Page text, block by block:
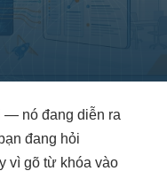
— nó đang diễn ra
đang hỏi
vì gõ từ khóa vào